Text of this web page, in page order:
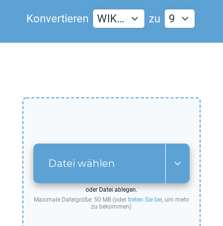
Konvertieren WIK… zu 9
Datei wählen
oder Datei ablegen.
Maximale Dateigröße: 50 MB (oder treten Sie bei, um mehr
zu bekommen)